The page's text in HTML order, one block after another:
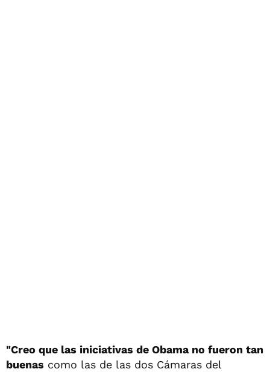
"Creo que las iniciativas de Obama no fueron tan
buenas como las de las dos Cámaras del